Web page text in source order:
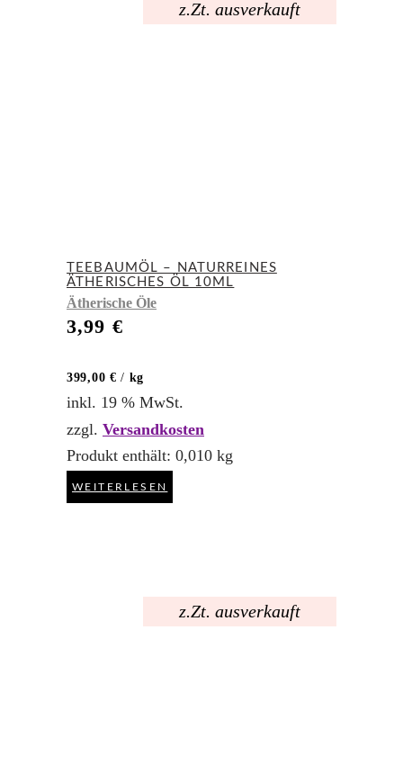
z.Zt. ausverkauft
TEEBAUMÖL – NATURREINES
ÄTHERISCHES ÖL 10ML
Ätherische Öle
3,99 €
399,00 € / kg
inkl. 19 % MwSt.
zzgl. Versandkosten
Produkt enthält: 0,010 kg
WEITERLESEN
z.Zt. ausverkauft